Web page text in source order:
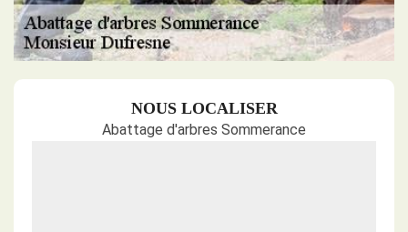
NOUS LOCALISER
Abattage d'arbres Sommerance